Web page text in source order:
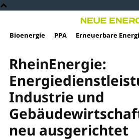
Bioenergie PPA Erneuerbare
RheinEnergie:
Industrie und
neu ausgerichtet